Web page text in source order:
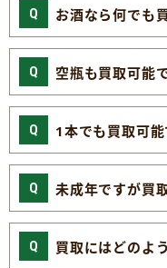
お酒なら何でも
空瓶も買取可能
1本でも買取可能
未成年ですが買
買取にはどのよ